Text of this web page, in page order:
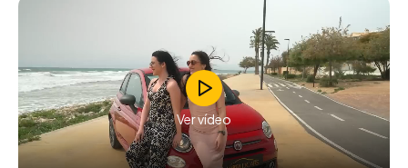
Ver vídeo